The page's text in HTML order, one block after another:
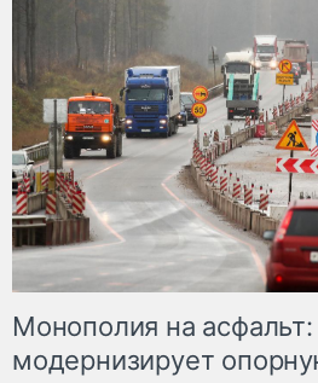
Монополия на асфальт:
модернизирует